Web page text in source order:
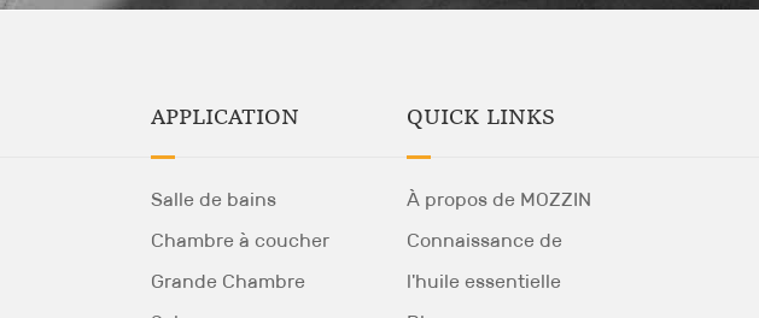
APPLICATION
Salle de bains
Chambre à coucher
Grande Chambre
QUICK LINKS
À propos de MOZZIN
Connaissance de
l'huile essentielle